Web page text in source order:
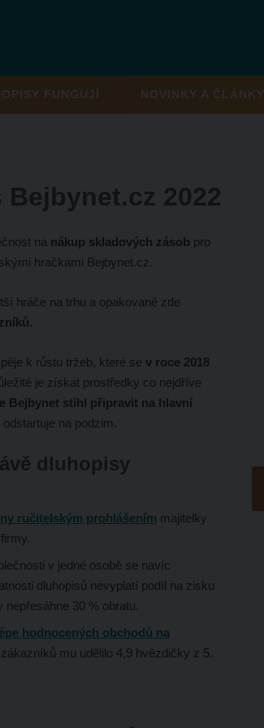
FUNGUJÍ NOVINKY A ČLÁNKY
2022
na nákup skladových zásob pro
hračkami Bejbynet.cz.
hráče na trhu a opakovaně zde
k růstu tržeb, které se v roce 2018
je získat prostředky co nejdříve
Bejbynet stihl připravit na hlavní
odstartuje na podzim.
dluhopisy
ručitelským prohlášením majitelky
v jedné osobě se navíc
dluhopisů nevyplatí podíl na zisku
30 % obratu.
hodnocených obchodů na
mu udělilo 4,9 hvězdičky z 5.